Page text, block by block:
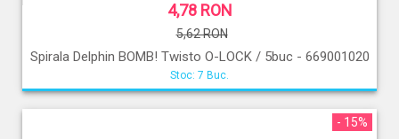
4,78 RON
5,62 RON
Spirala Delphin BOMB! Twisto O-LOCK / 5buc - 669001020
Stoc: 7 Buc.
- 15%